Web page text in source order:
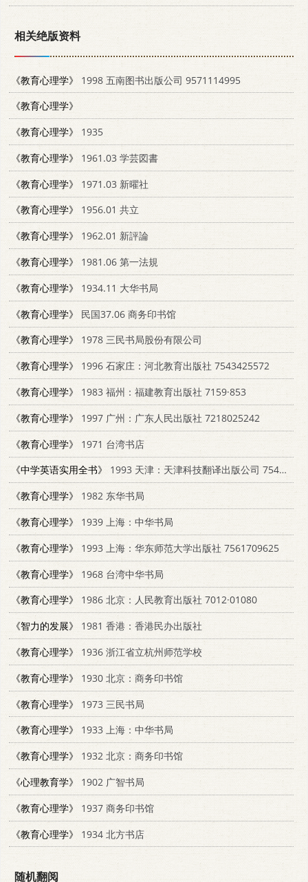
相关绝版资料
《教育心理学》
1998 五南图书出版公司 9571114995
《教育心理学》
《教育心理学》
1935
《教育心理学》
1961.03 学芸図書
《教育心理学》
1971.03 新曜社
《教育心理学》
1956.01 共立
《教育心理学》
1962.01 新評論
《教育心理学》
1981.06 第一法規
《教育心理学》
1934.11 大华书局
《教育心理学》
民国37.06 商务印书馆
《教育心理学》
1978 三民书局股份有限公司
《教育心理学》
1996 石家庄：河北教育出版社 7543425572
《教育心理学》
1983 福州：福建教育出版社 7159·853
《教育心理学》
1997 广州：广东人民出版社 7218025242
《教育心理学》
1971 台湾书店
《中学英语实用全书》
1993 天津：天津科技翻译出版公司 7543304341
《教育心理学》
1982 东华书局
《教育心理学》
1939 上海：中华书局
《教育心理学》
1993 上海：华东师范大学出版社 7561709625
《教育心理学》
1968 台湾中华书局
《教育心理学》
1986 北京：人民教育出版社 7012·01080
《智力的发展》
1981 香港：香港民办出版社
《教育心理学》
1936 浙江省立杭州师范学校
《教育心理学》
1930 北京：商务印书馆
《教育心理学》
1973 三民书局
《教育心理学》
1933 上海：中华书局
《教育心理学》
1932 北京：商务印书馆
《心理教育学》
1902 广智书局
《教育心理学》
1937 商务印书馆
《教育心理学》
1934 北方书店
随机翻阅